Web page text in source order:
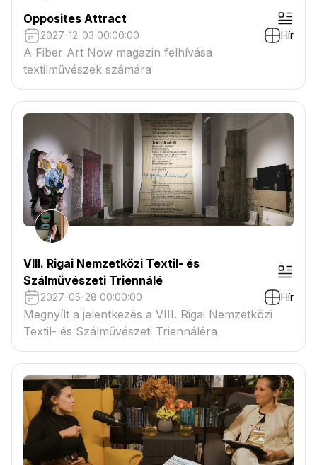
Opposites Attract
2027-12-03 00:00:00 Hír
A Fiber Art Now magazin felhívása
textilművészek számára
VIII. Rigai Nemzetközi Textil- és
Szálművészeti Triennálé
2027-05-28 00:00:00 Hír
Megnyílt a jelentkezés a VIII. Rigai Nemzetközi
Textil- és Szálművészeti Triennáléra